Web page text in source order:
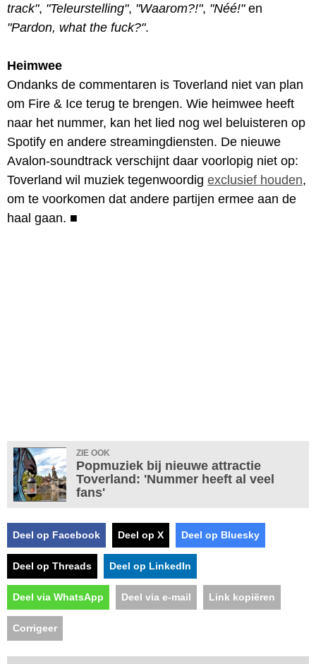
track", "Teleurstelling", "Waarom?!", "Néé!"en
"Pardon, what the fuck?".
Heimwee
Ondanks de commentaren is Toverland niet van plan
om Fire & Ice terug te brengen. Wie heimwee heeft
naar het nummer, kan het lied nog wel beluisteren op
Spotify en andere streamingdiensten. De nieuwe
Avalon-soundtrack verschijnt daar voorlopig niet op:
Toverland wil muziek tegenwoordig exclusief houden,
om te voorkomen dat andere partijen ermee aan de
haal gaan. ■
ZIE OOK
Popmuziek bij nieuwe attractie
Toverland: 'Nummer heeft al veel
fans'
Deel op Facebook Deel op X Deel op Bluesky
Deel op Threads Deel op LinkedIn
Deel via WhatsApp Deel via e-mail Link kopiëren
Corrigeer